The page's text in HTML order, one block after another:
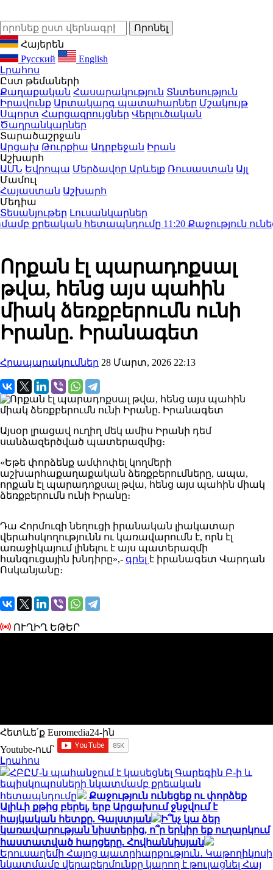
Հայերեն
Русский
English
Լրահոս
Ըստ թեմաների
Քաղաքական Հասարակություն Տնտեսություն
Իրավունք Արտակարգ պատահարներ Մշակույթ
Սպորտ Հարցազրույցներ Վերլուծական
Ծաղրանկարներ
Տարածաշրջան
Արցախ Թուրքիա Ադրբեջան Իրան
Աշխարհ
ԱՄՆ Եվրոպա Մերձավոր Արևելք Ռուսաստան Այլ
Մամուլ
Հայաստան Աշխարհ
Մեդիա
Տեսանյութեր Լուսանկարներ
քրեական հետապնդումը11:20Քաջություն
Որքան էլ պարադոքսալ
թվա, հենց այս պահին
միակ ձեռքբերումն ունի
Իրանը. Իրանագետ
Հրապարակումներ 28 Մարտ, 2026 22:13
Այսօր լրացավ ուղիղ մեկ ամիս Իրանի դեմ
սանձազերծված պատերազմից։
«Եթե փորձենք ամփոփել կողմերի
աշխարհաքաղաքական ձեռքբերումները, ապա,
որքան էլ պարադոքսալ թվա, հենց այս պահին միակ
ձեռքբերումն ունի Իրանը։
Դա Հորմուզի նեղուցի իրանական լիակատար
վերահսկողությունն ու կառավարումն է, որն էլ
առաջիկայում լինելու է այս պատերազմի
հանգուցային խնդիրը»,- գրել է իրանագետ Վարդան
Ոսկանյանը։
ՈՒՂԻՂ ԵԹԵՐ
Հետևե՛ք Euromedia24-ին
Youtube-ում`
Լրահոս
ՀԲԸՄ-ն պահանջում է կասեցնել Գարեգին Բ-ի և
եպիսկոպոսների նկատմամբ քրեական
հետապնդումը
Քաջություն ունեցեք ու փորձեք
Ալիևի քթից բերել, երբ Արցախում ջնջվում է
հայկական հետքը. Գալստյան
Ի՞նչ կա ձեր
կառավարության նիստերից, ո՞ր երկիր եք ուղարկում
հաստատված հարցերը. Հովհաննիսյան
Երուսաղեմի Հայոց պատրիարքություն․ Կաթողիկոսի
նկատմամբ վերաբերմունքը կարող է թուլացնել Հայ